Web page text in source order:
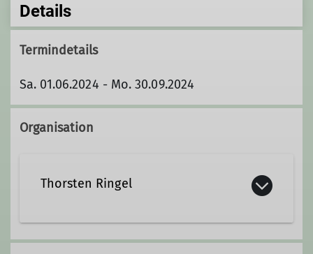
Details
Termindetails
Sa. 01.06.2024 - Mo. 30.09.2024
Organisation
Thorsten Ringel